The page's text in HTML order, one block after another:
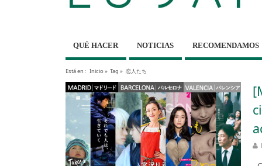
QUÉ HACER NOTICIAS RECOMENDAMOS
Está en : Inicio» Tag » 恋人たち